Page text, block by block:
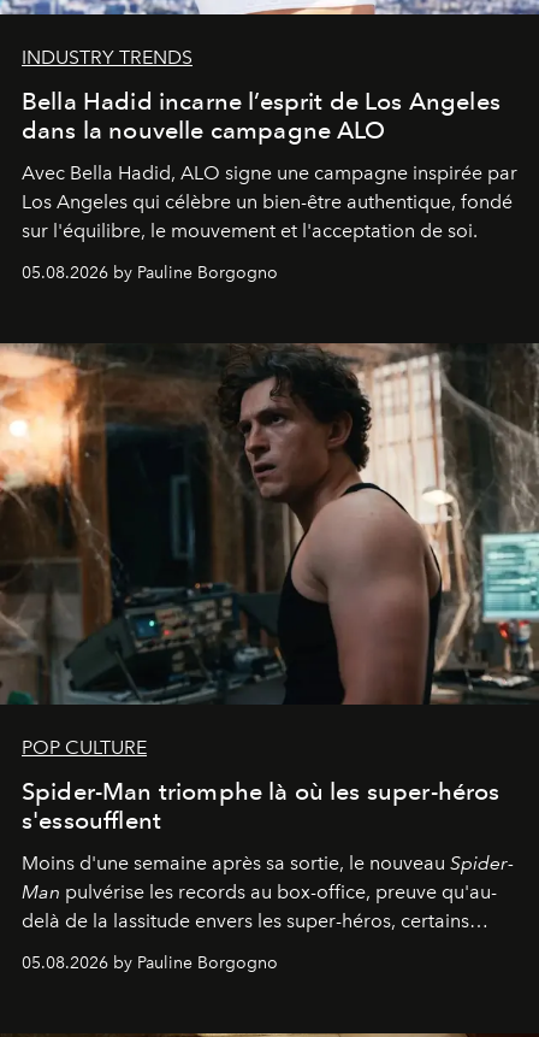
INDUSTRY TRENDS
Bella Hadid incarne l’esprit de Los Angeles
dans la nouvelle campagne ALO
Avec Bella Hadid, ALO signe une campagne inspirée par
Los Angeles qui célèbre un bien-être authentique, fondé
sur l'équilibre, le mouvement et l'acceptation de soi.
05.08.2026 by Pauline Borgogno
POP CULTURE
Spider-Man triomphe là où les super-héros
s'essoufflent
Moins d'une semaine après sa sortie, le nouveau Spider-
Man pulvérise les records au box-office, preuve qu'au-
delà de la lassitude envers les super-héros, certains
personnages continuent de susciter une ferveur intacte.
05.08.2026 by Pauline Borgogno